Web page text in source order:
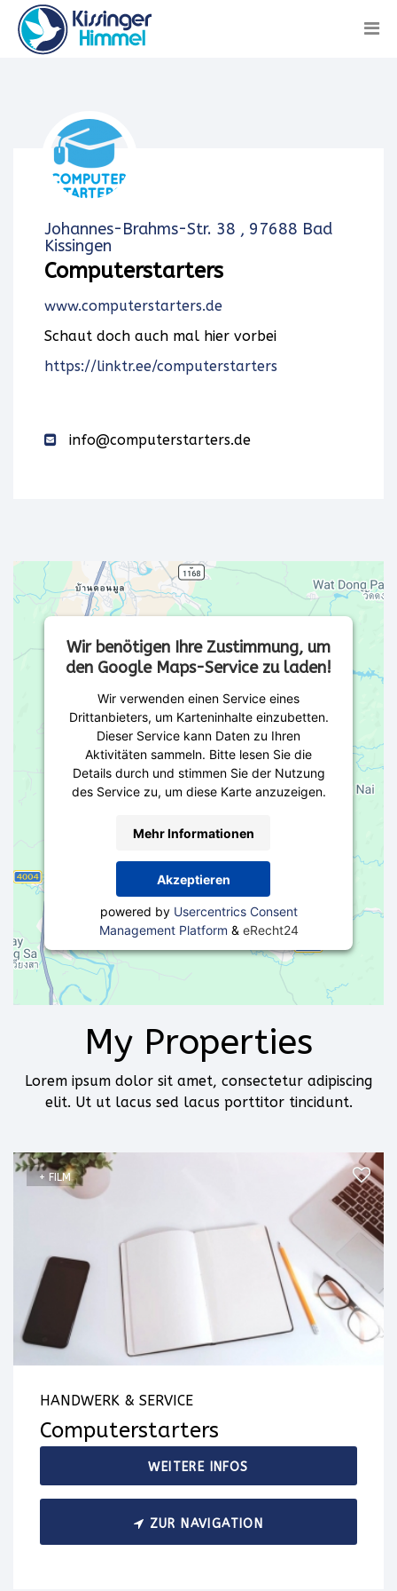
Johannes-Brahms-Str. 38 , 97688 Bad
Kissingen
Computerstarters
www.computerstarters.de
Schaut doch auch mal hier vorbei
https://linktr.ee/computerstarters
info@computerstarters.de
Wir benötigen Ihre Zustimmung, um
den Google Maps-Service zu laden!
Wir verwenden einen Service eines
Drittanbieters, um Karteninhalte einzubetten.
Dieser Service kann Daten zu Ihren
Aktivitäten sammeln. Bitte lesen Sie die
Details durch und stimmen Sie der Nutzung
des Service zu, um diese Karte anzuzeigen.
Mehr Informationen
Akzeptieren
powered by Usercentrics Consent
Management Platform & eRecht24
My Properties
Lorem ipsum dolor sit amet, consectetur adipiscing
elit. Ut ut lacus sed lacus porttitor tincidunt.
+ FILM
HANDWERK & SERVICE
Computerstarters
WEITERE INFOS
ZUR NAVIGATION